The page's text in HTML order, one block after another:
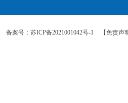
备案号：苏ICP备2021001042号-1 【免责声